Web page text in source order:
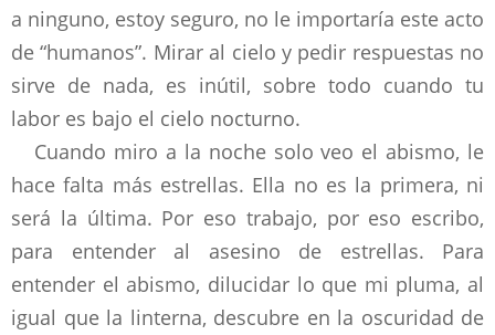
a ninguno, estoy seguro, no le importaría este acto
de “humanos”. Mirar al cielo y pedir respuestas no
sirve de nada, es inútil, sobre todo cuando tu
labor es bajo el cielo nocturno.
Cuando miro a la noche solo veo el abismo, le
hace falta más estrellas. Ella no es la primera, ni
será la última. Por eso trabajo, por eso escribo,
para entender al asesino de estrellas. Para
entender el abismo, dilucidar lo que mi pluma, al
igual que la linterna, descubre en la oscuridad de